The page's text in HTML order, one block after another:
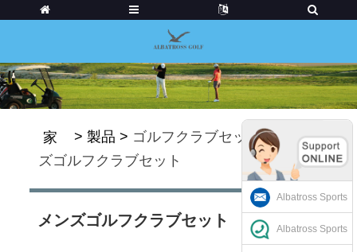
家 > 製品 > ゴルフクラブセット>メン
ズゴルフクラブセット
メンズゴルフクラブセット
Albatross Sports
Albatross Sports